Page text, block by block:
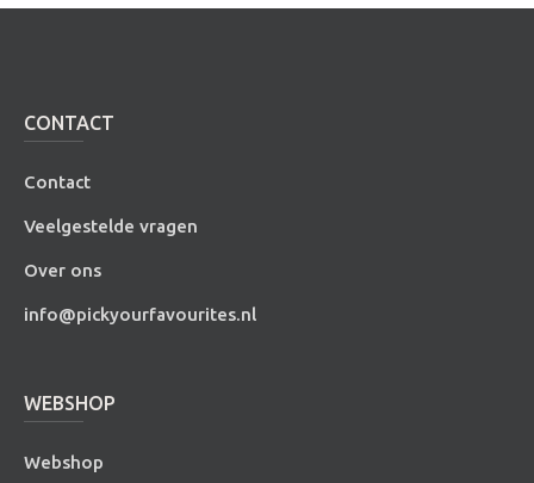
CONTACT
Contact
Veelgestelde vragen
Over ons
info@pickyourfavourites.nl
WEBSHOP
Webshop